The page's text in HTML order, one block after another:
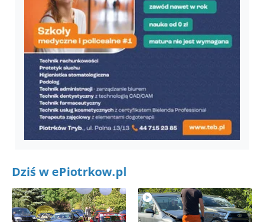
Dziś w ePiotrkow.pl